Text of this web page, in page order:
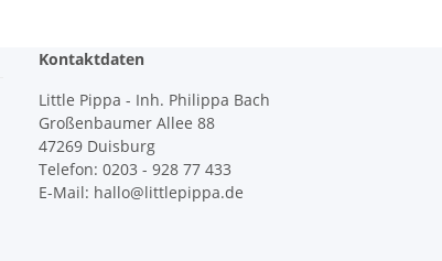
Kontaktdaten
Little Pippa - Inh. Philippa Bach
Großenbaumer Allee 88
47269 Duisburg
Telefon: 0203 - 928 77 433
E-Mail: hallo@littlepippa.de